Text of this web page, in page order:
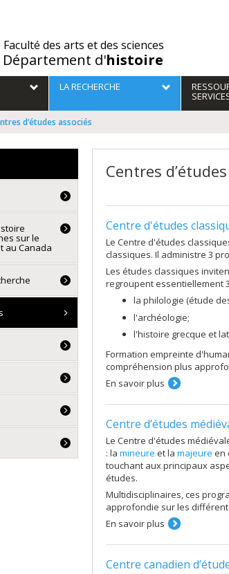
/Faculté des arts et des sciences
Département d'histoire
LA RECHERCHE
d’études associés
Centres
Centre d'études
Le Centre d'études
classiques. Il administre 3
Les études classiques
regroupent essentiellement
la philologie (étude
l'archéologie;
l'histoire grecque et
Formation empreinte
compréhension plus
En savoir plus
Centre d’études
Le Centre d'études
: la mineure et la majeure en
touchant aux principaux
études.
Multidisciplinaires, ces
approfondie sur les
En savoir plus
Centre canadien
sur le
au Canada